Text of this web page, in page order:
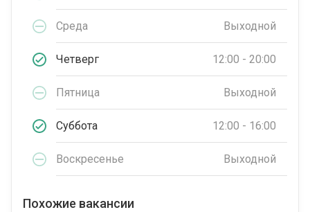
Среда Выходной
Четверг 12:00 - 20:00
Пятница Выходной
Суббота 12:00 - 16:00
Воскресенье Выходной
Похожие вакансии